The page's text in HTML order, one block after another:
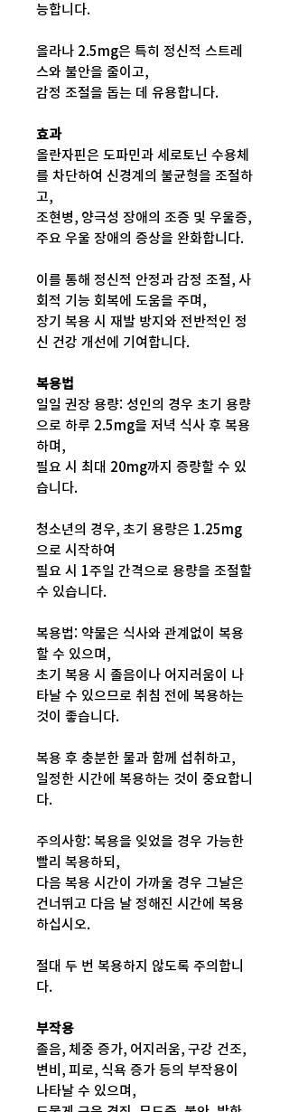
능합니다.
올라나 2.5mg은 특히 정신적 스트레
스와 불안을 줄이고,
감정 조절을 돕는 데 유용합니다.
효과
올란자핀은 도파민과 세로토닌 수용체
를 차단하여 신경계의 불균형을 조절하
고,
조현병, 양극성 장애의 조증 및 우울증,
주요 우울 장애의 증상을 완화합니다.
이를 통해 정신적 안정과 감정 조절, 사
회적 기능 회복에 도움을 주며,
장기 복용 시 재발 방지와 전반적인 정
신 건강 개선에 기여합니다.
복용법
일일 권장 용량: 성인의 경우 초기 용량
으로 하루 2.5mg을 저녁 식사 후 복용
하며,
필요 시 최대 20mg까지 증량할 수 있
습니다.
청소년의 경우, 초기 용량은 1.25mg
으로 시작하여
필요 시 1주일 간격으로 용량을 조절할
수 있습니다.
복용법: 약물은 식사와 관계없이 복용
할 수 있으며,
초기 복용 시 졸음이나 어지러움이 나
타날 수 있으므로 취침 전에 복용하는
것이 좋습니다.
복용 후 충분한 물과 함께 섭취하고,
일정한 시간에 복용하는 것이 중요합니
다.
주의사항: 복용을 잊었을 경우 가능한
빨리 복용하되,
다음 복용 시간이 가까울 경우 그날은
건너뛰고 다음 날 정해진 시간에 복용
하십시오.
절대 두 번 복용하지 않도록 주의합니
다.
부작용
졸음, 체중 증가, 어지러움, 구강 건조,
변비, 피로, 식욕 증가 등의 부작용이
나타날 수 있으며,